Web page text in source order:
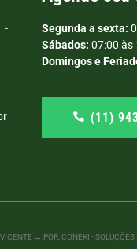
-
Segunda a sexta:
Sábados: 07:00 às
Domingos e
(11)
→ POR: CONEKI - SOLUÇÕES